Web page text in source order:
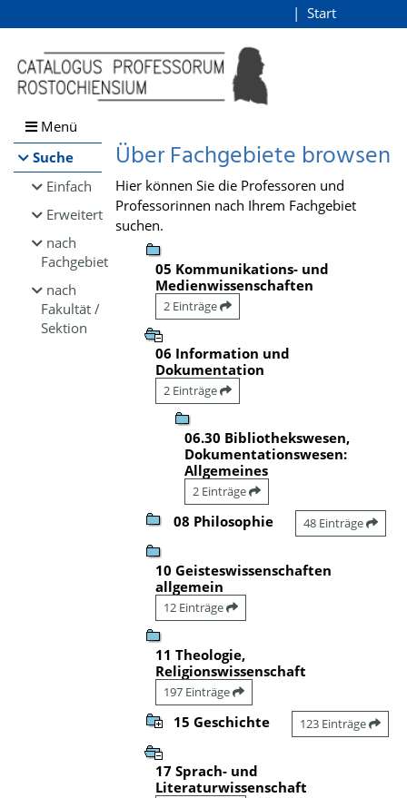
Browsen
direkt zum Inhalt
Start
Menü
Suche
Einfach
Erweitert
nach
Fachgebiet
nach
Fakultät /
Sektion
Über Fachgebiete browsen
Hier können Sie die Professoren und
Professorinnen nach Ihrem Fachgebiet
suchen.
05 Kommunikations- und
Medienwissenschaften
2 Einträge
06 Information und
Dokumentation
2 Einträge
06.30 Bibliothekswesen,
Dokumentationswesen:
Allgemeines
2 Einträge
08 Philosophie 48 Einträge
10 Geisteswissenschaften
allgemein
12 Einträge
11 Theologie,
Religionswissenschaft
197 Einträge
15 Geschichte 123 Einträge
17 Sprach- und
Literaturwissenschaft